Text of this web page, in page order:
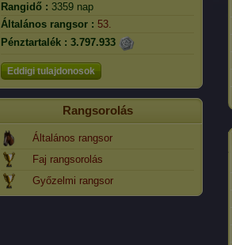
Rangidő : 3359 nap
Általános rangsor : 53.
Pénztartalék : 3.797.933
Eddigi tulajdonosok
Rangsorolás
Általános rangsor
Faj rangsorolás
Győzelmi rangsor